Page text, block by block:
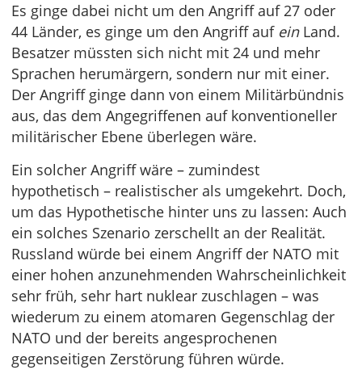
Es ginge dabei nicht um den Angriff auf 27 oder
44 Länder, es ginge um den Angriff auf einLand.
Besatzer müssten sich nicht mit 24 und mehr
Sprachen herumärgern, sondern nur mit einer.
Der Angriff ginge dann von einem Militärbündnis
aus, das dem Angegriffenen auf konventioneller
militärischer Ebene überlegen wäre.
Ein solcher Angriff wäre – zumindest
hypothetisch – realistischer als umgekehrt. Doch,
um das Hypothetische hinter uns zu lassen: Auch
ein solches Szenario zerschellt an der Realität.
Russland würde bei einem Angriff der NATO mit
einer hohen anzunehmenden Wahrscheinlichkeit
sehr früh, sehr hart nuklear zuschlagen – was
wiederum zu einem atomaren Gegenschlag der
NATO und der bereits angesprochenen
gegenseitigen Zerstörung führen würde.